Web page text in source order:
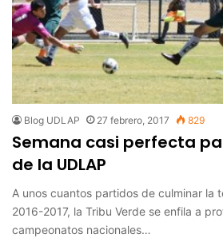
Blog UDLAP 27 febrero, 2017 829
Semana casi perfecta
de la UDLAP
A unos cuantos partidos de culminar la
2016-2017, la Tribu Verde se enfila a
campeonatos nacionales…